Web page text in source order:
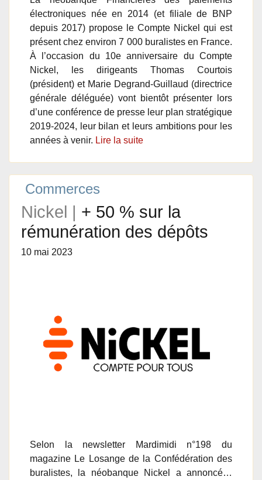
électroniques née en 2014 (et filiale de BNP
depuis 2017) propose le Compte Nickel qui est
présent chez environ 7 000 buralistes en France.
À l’occasion du 10e anniversaire du Compte
Nickel, les dirigeants Thomas Courtois
(président) et Marie Degrand-Guillaud (directrice
générale déléguée) vont bientôt présenter lors
d’une conférence de presse leur plan stratégique
2019-2024, leur bilan et leurs ambitions pour les
années à venir. Lire la suite
Commerces
Nickel | + 50 % sur la
rémunération des dépôts
10 mai 2023
Selon la newsletter Mardimidi n°198 du
magazine Le Losange de la Confédération des
buralistes, la néobanque Nickel a annoncé…